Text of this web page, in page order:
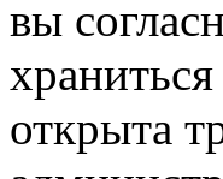
вы
открыта